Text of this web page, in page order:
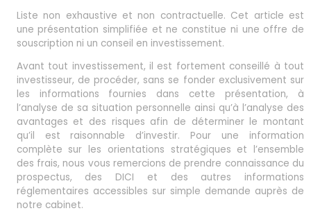
Liste non exhaustive et non contractuelle. Cet article est
une présentation simplifiée et ne constitue ni une offre de
souscription ni un conseil en investissement.
Avant tout investissement, il est fortement conseillé à tout
investisseur, de procéder, sans se fonder exclusivement sur
les informations fournies dans cette présentation, à
l’analyse de sa situation personnelle ainsi qu’à l’analyse des
avantages et des risques afin de déterminer le montant
qu’il est raisonnable d’investir. Pour une information
complète sur les orientations stratégiques et l’ensemble
des frais, nous vous remercions de prendre connaissance du
prospectus, des DICI et des autres informations
réglementaires accessibles sur simple demande auprès de
notre cabinet.